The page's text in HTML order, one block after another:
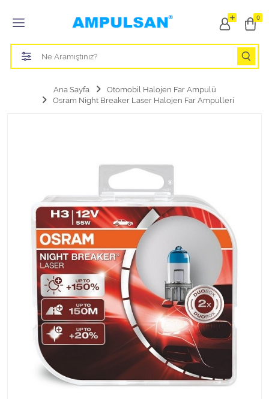
0
Tüm Kategoriler
Led Aydınlatma Ampulü
Otomobil Halojen Far Ampulü
Otomobil Halojen Park Ampulü
Otomobil Led Park Ampulü
Otomobil Gösterge Ampulü
Halojen Off Road Rally Ampulü
Motosiklet Halojen Far Ampulü
Kamyon Halojen Far Ampulü
Kamyon Halojen Park Ampulü
Ana Sayfa
Otomobil Halojen Far Ampulü
Osram Night Breaker Laser Halojen Far Ampulleri